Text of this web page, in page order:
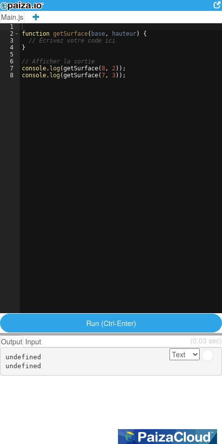
Main.js
1
2
3
4
5
6
7
8
function getSurface( base, hauteur)
{
// Écrivez votre code ici
}
// Afficher la sortie
console. log (getSurface(8, 2)) ;
console. log (getSurface(7, 3)) ;
Run (Ctrl-Enter)
Output Input (0.03 sec)
undefined